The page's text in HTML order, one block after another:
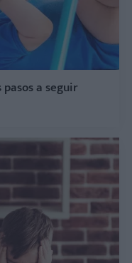
a seguir